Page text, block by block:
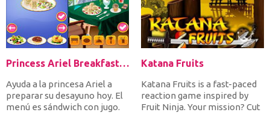
Princess Ariel Breakfast Cooking 3
Ayuda a la princesa Ariel a
preparar su desayuno hoy. El
menú es sándwich con jugo.
Katana Fruits
Katana Fruits is a fast-paced
reaction game inspired by
Fruit Ninja. Your mission? Cut